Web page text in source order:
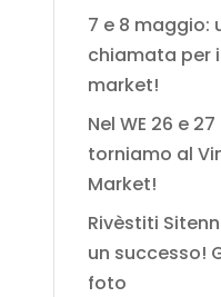
7 e 8 maggio:
chiamata per
market!
Nel WE 26 e
torniamo al
Market!
Rivèstiti
un successo!
foto